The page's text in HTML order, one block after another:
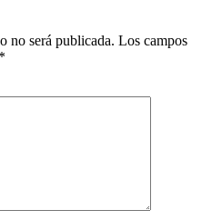
no será publicada. Los campos
*